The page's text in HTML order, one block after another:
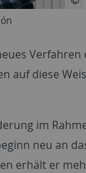
auf diese
im
neu an
erhält er